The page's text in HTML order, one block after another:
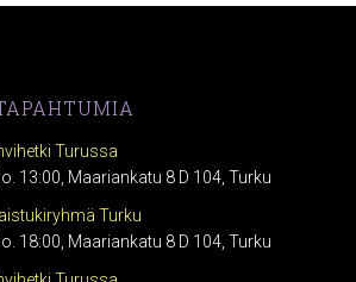
Turussa
13:00, Maariankatu 8 D 104, Turku
Turku
18:00, Maariankatu 8 D 104, Turku